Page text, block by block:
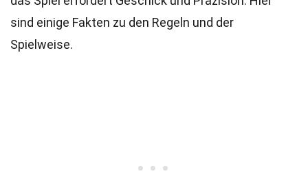
sind einige Fakten zu den Regeln und der
Spielweise.